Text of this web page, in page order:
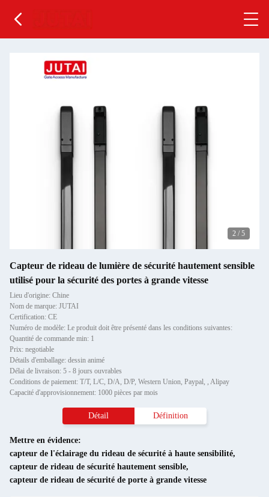
2 / 5
Capteur de rideau de lumière de sécurité hautement sensible
utilisé pour la sécurité des portes à grande vitesse
Lieu d'origine: Chine
Nom de marque: JUTAI
Certification: CE
Numéro de modèle: Le produit doit être présenté dans les conditions suivantes:
Quantité de commande min: 1
Prix: negotiable
Détails d'emballage: dessin animé
Délai de livraison: 5 - 8 jours ouvrables
Conditions de paiement: T/T, L/C, D/A, D/P, Western Union, Paypal, , Alipay
Capacité d'approvisionnement: 1000 pièces par mois
Détail Définition
Mettre en évidence:
capteur de l'éclairage du rideau de sécurité à haute sensibilité,
capteur de rideau de sécurité hautement sensible,
capteur de rideau de sécurité de porte à grande vitesse